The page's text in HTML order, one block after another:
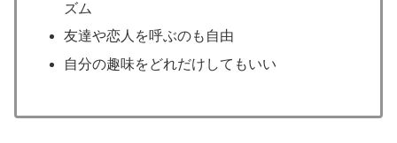
ズム
友達や恋人を呼ぶのも自由
自分の趣味をどれだけしてもいい